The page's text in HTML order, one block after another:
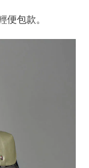
包款。